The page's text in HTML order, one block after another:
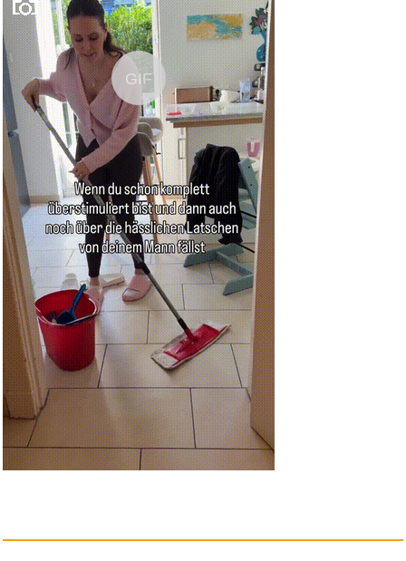
Die Schöne und das Biest ...
TMT Personalisiertes Leder
Arm...
GIF